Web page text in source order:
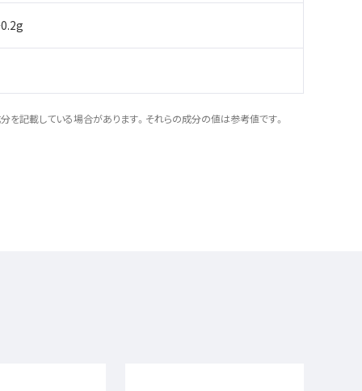
を記載している場合があります。それらの成分の値は参考値です。